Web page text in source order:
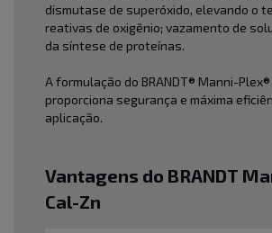
dismutase de superóxido, elevando o
reativas de oxigênio; vazamento de
da síntese de proteínas.
A formulação do BRANDT® Manni-
proporciona segurança e máxima
aplicação.
Vantagens do BRANDT
Cal-Zn